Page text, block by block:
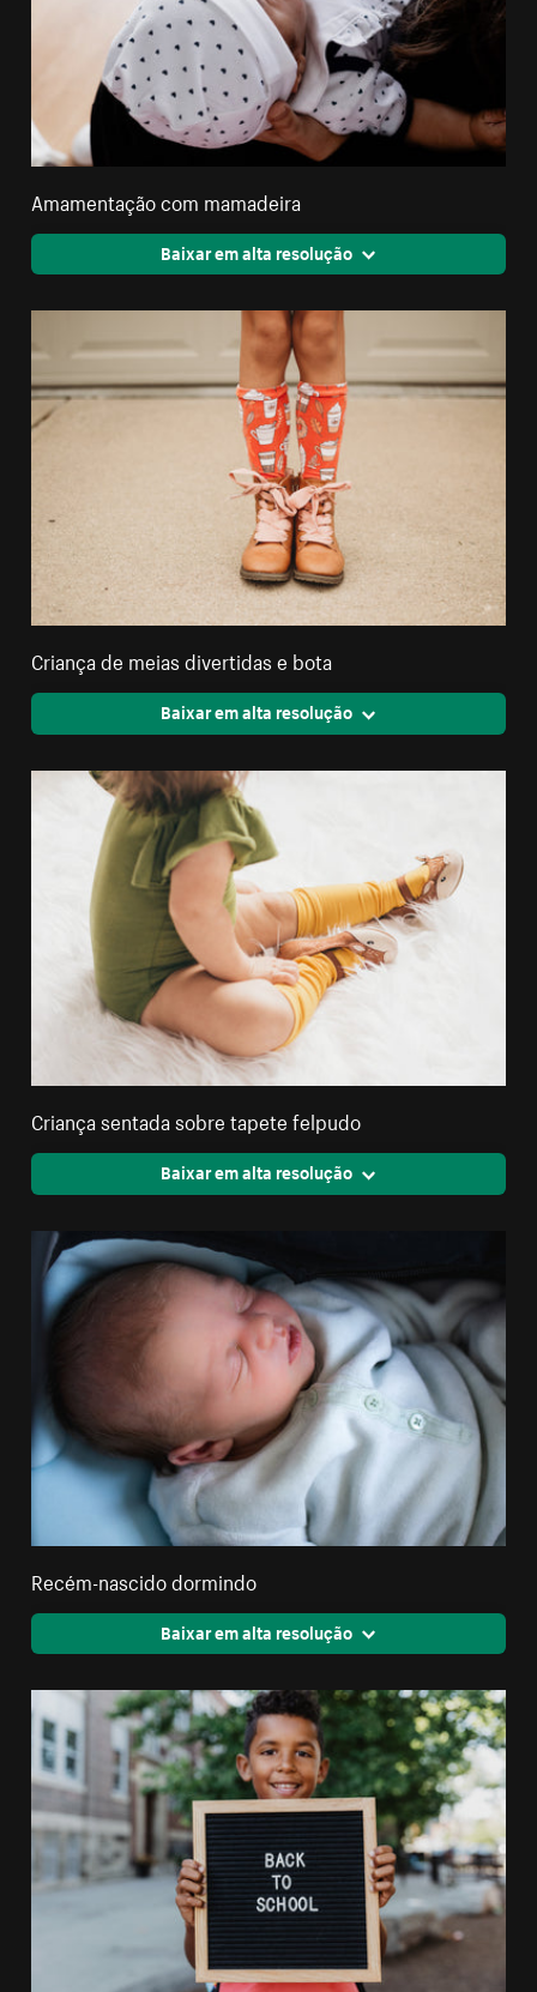
Amamentação com mamadeira
Baixar em alta resolução
Criança de meias divertidas e bota
Baixar em alta resolução
Criança sentada sobre tapete felpudo
Baixar em alta resolução
Recém-nascido dormindo
Baixar em alta resolução